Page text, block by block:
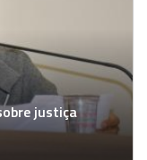
justiça